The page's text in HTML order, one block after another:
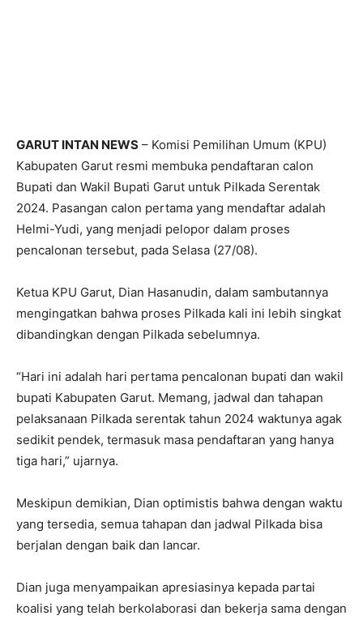
GARUT INTAN NEWS – Komisi Pemilihan Umum (KPU)
Kabupaten Garut resmi membuka pendaftaran calon
Bupati dan Wakil Bupati Garut untuk Pilkada Serentak
2024. Pasangan calon pertama yang mendaftar adalah
Helmi-Yudi, yang menjadi pelopor dalam proses
pencalonan tersebut, pada Selasa (27/08).
Ketua KPU Garut, Dian Hasanudin, dalam sambutannya
mengingatkan bahwa proses Pilkada kali ini lebih singkat
dibandingkan dengan Pilkada sebelumnya.
“Hari ini adalah hari pertama pencalonan bupati dan wakil
bupati Kabupaten Garut. Memang, jadwal dan tahapan
pelaksanaan Pilkada serentak tahun 2024 waktunya agak
sedikit pendek, termasuk masa pendaftaran yang hanya
tiga hari,” ujarnya.
Meskipun demikian, Dian optimistis bahwa dengan waktu
yang tersedia, semua tahapan dan jadwal Pilkada bisa
berjalan dengan baik dan lancar.
Dian juga menyampaikan apresiasinya kepada partai
koalisi yang telah berkolaborasi dan bekerja sama dengan